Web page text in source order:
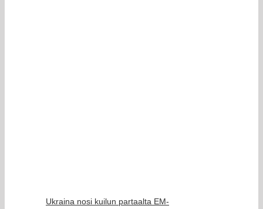
Ukraina nosi kuilun partaalta EM-